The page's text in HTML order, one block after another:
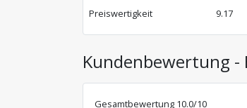
Preiswertigkeit
9.17
Kundenbewertung
Gesamtbewertung 10.0/10